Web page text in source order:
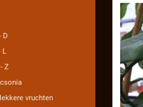
D
L
Z
vruchten